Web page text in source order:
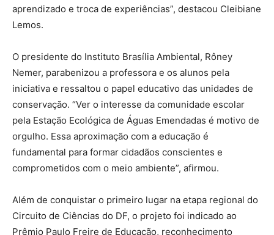
aprendizado e troca de experiências”, destacou Cleibiane
Lemos.
O presidente do Instituto Brasília Ambiental, Rôney
Nemer, parabenizou a professora e os alunos pela
iniciativa e ressaltou o papel educativo das unidades de
conservação. “Ver o interesse da comunidade escolar
pela Estação Ecológica de Águas Emendadas é motivo de
orgulho. Essa aproximação com a educação é
fundamental para formar cidadãos conscientes e
comprometidos com o meio ambiente”, afirmou.
Além de conquistar o primeiro lugar na etapa regional do
Circuito de Ciências do DF, o projeto foi indicado ao
Prêmio Paulo Freire de Educação, reconhecimento